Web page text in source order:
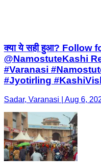
क्या ये सही हुआ? Follow
@NamostuteKashi
#Varanasi
#Jyotirling
Sadar, Varanasi | Aug 6,